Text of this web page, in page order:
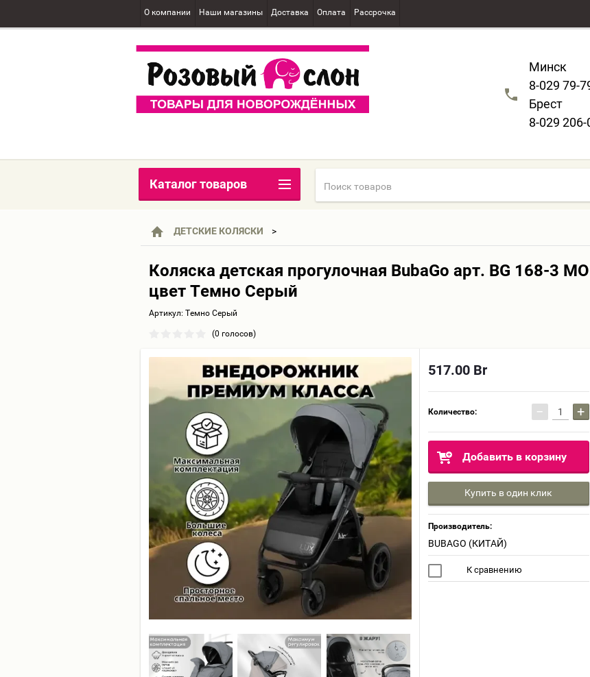
О компании Наши магазины Доставка Оплата Рассрочка
Минск
8-029 79-
Брест
8-029
ДЕТСКИЕ КОЛЯСКИ
Коляска детская прогулочная BubaGo арт. BG 168-3
цвет Темно Серый
Артикул: Темно Серый
(0 голосов)
517.00Br
Количество: − +
Добавить в корзину
Купить в один клик
Производитель:
BUBAGO (КИТАЙ)
К сравнению
Каталог товаров